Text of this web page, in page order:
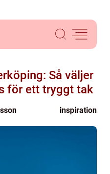
Så väljer
för ett tryggt tak
inspiration